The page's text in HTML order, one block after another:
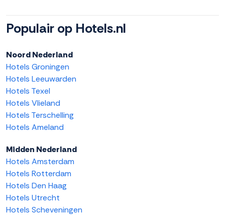
Populair op Hotels.nl
Noord Nederland
Hotels Groningen
Hotels Leeuwarden
Hotels Texel
Hotels Vlieland
Hotels Terschelling
Hotels Ameland
Midden Nederland
Hotels Amsterdam
Hotels Rotterdam
Hotels Den Haag
Hotels Utrecht
Hotels Scheveningen